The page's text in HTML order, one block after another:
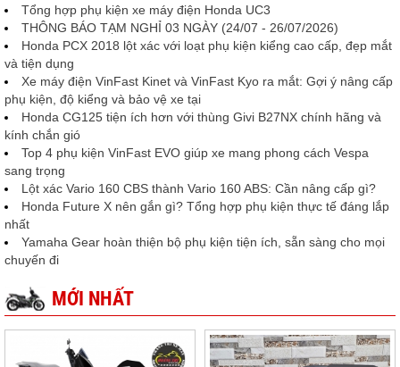
Tổng hợp phụ kiện xe máy điện Honda UC3
THÔNG BÁO TẠM NGHỈ 03 NGÀY (24/07 - 26/07/2026)
Honda PCX 2018 lột xác với loạt phụ kiện kiểng cao cấp, đẹp mắt
và tiện dụng
Xe máy điện VinFast Kinet và VinFast Kyo ra mắt: Gợi ý nâng cấp
phụ kiện, độ kiểng và bảo vệ xe tại
Honda CG125 tiện ích hơn với thùng Givi B27NX chính hãng và
kính chắn gió
Top 4 phụ kiện VinFast EVO giúp xe mang phong cách Vespa
sang trọng
Lột xác Vario 160 CBS thành Vario 160 ABS: Cần nâng cấp gì?
Honda Future X nên gắn gì? Tổng hợp phụ kiện thực tế đáng lắp
nhất
Yamaha Gear hoàn thiện bộ phụ kiện tiện ích, sẵn sàng cho mọi
chuyến đi
MỚI NHẤT